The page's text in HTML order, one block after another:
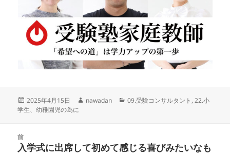
投
稿
2025年4月15日
作
nawadan
カ
09.受験コンサルタント ,22.小
学生、幼稚園児の為に
前
前
入学式に出席して初めて感じる喜びみたいなも